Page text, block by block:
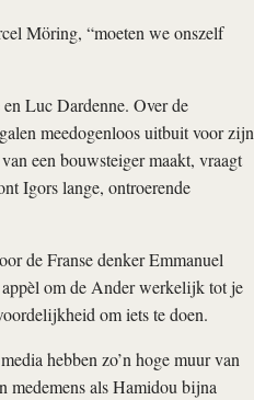
Möring, “moeten we onszelf
Luc Dardenne. Over de
meedogenloos uitbuit voor zijn
een bouwsteiger maakt, vraagt
Igors lange, ontroerende
de Franse denker Emmanuel
om de Ander werkelijk tot je
om iets te doen.
hebben zo’n hoge muur van
medemens als Hamidou bijna